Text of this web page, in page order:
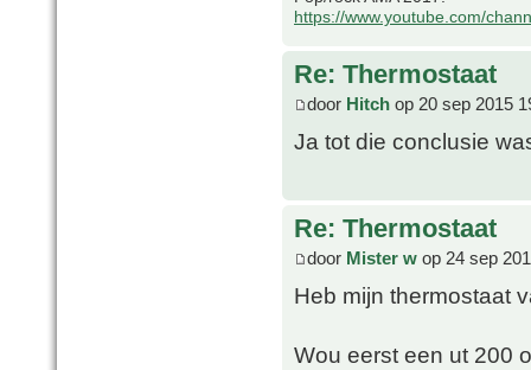
https://www.youtube.com/
Re: Thermostaat
door Hitch op 20 sep 2015
Ja tot die conclusie
Re: Thermostaat
door Mister w op 24 sep
Heb mijn thermostaat
Wou eerst een ut 200